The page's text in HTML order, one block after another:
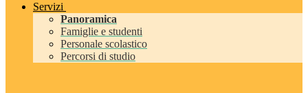
Servizi
Panoramica
Famiglie e studenti
Personale scolastico
Percorsi di studio